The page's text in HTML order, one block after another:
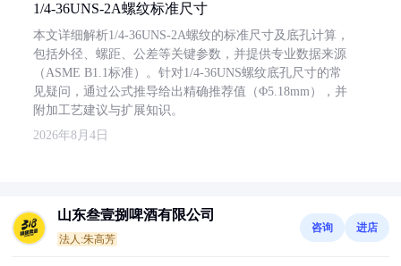
1/4-36UNS-2A螺纹标准尺寸
本文详细解析1/4-36UNS-2A螺纹的标准尺寸及底孔计算，
包括外径、螺距、公差等关键参数，并提供专业数据来源
（ASME B1.1标准）。针对1/4-36UNS螺纹底孔尺寸的常
见疑问，通过公式推导给出精确推荐值（Φ5.18mm），并
附加工艺建议与扩展知识。
2026年8月4日
山东叁壹捌啤酒有限公司
法人:朱高芳
咨询 进店